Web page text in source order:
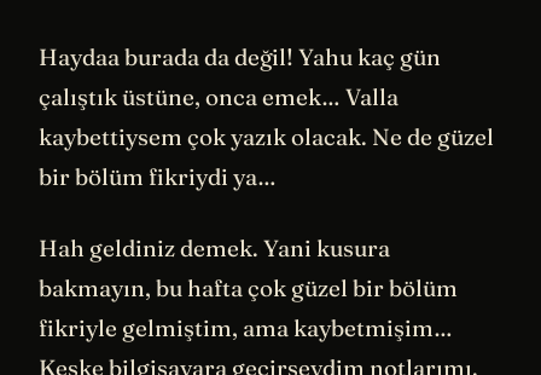
Haydaa burada da değil! Yahu kaç gün
çalıştık üstüne, onca emek… Valla
kaybettiysem çok yazık olacak. Ne de güzel
bir bölüm fikriydi ya…
Hah geldiniz demek. Yani kusura
bakmayın, bu hafta çok güzel bir bölüm
fikriyle gelmiştim, ama kaybetmişim…
Keşke bilgisayara geçirseydim notlarımı.